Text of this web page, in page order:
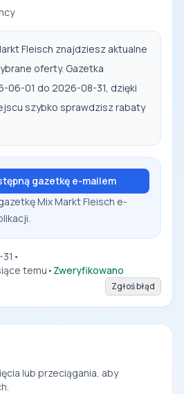
Fleisch znajdziesz aktualne
oferty. Gazetka
06-01 do 2026-08-31, dzięki
szybko sprawdzisz rabaty
gazetkę e-mailem
Mix Markt Fleisch e-
•
temu • Zweryfikowano
Zgłoś błąd
lub przeciągania, aby